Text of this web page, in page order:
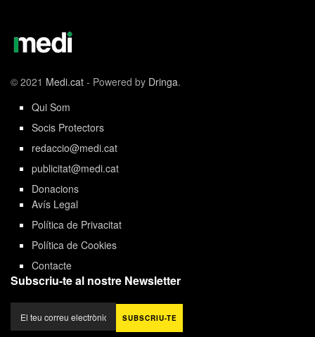
© 2021 Medi.cat - Powered by Dringa.
Qui Som
Socis Protectors
redaccio@medi.cat
publicitat@medi.cat
Donacions
Avís Legal
Política de Privacitat
Política de Cookies
Contacte
Subscriu-te al nostre Newsletter